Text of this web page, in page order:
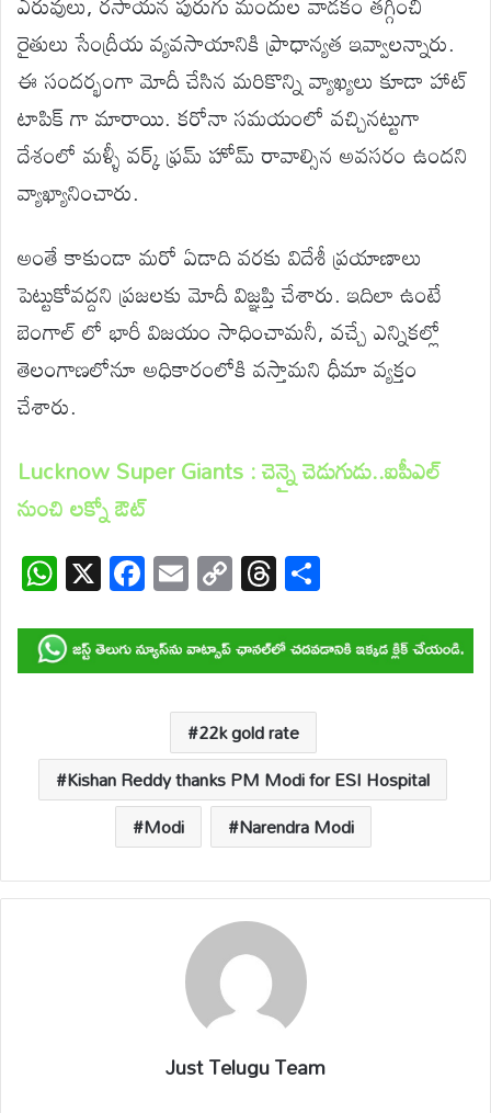
రైతులు సేంద్రీయ వ్యవసాయానికి ప్రాధాన్యత ఇవ్వాలన్నారు.
ఈ సందర్భంగా మోదీ చేసిన మరికొన్ని వ్యాఖ్యలు కూడా హాట్
టాపిక్ గా మారాయి. కరోనా సమయంలో వచ్చినట్టుగా
దేశంలో మళ్ళీ వర్క్ ఫ్రమ్ హోమ్ రావాల్సిన అవసరం ఉందని
వ్యాఖ్యానించారు.
అంతే కాకుండా మరో ఏడాది వరకు విదేశీ ప్రయాణాలు
పెట్టుకోవద్దని ప్రజలకు మోదీ విజ్ఞప్తి చేశారు. ఇదిలా ఉంటే
బెంగాల్ లో భారీ విజయం సాధించామనీ, వచ్చే ఎన్నికల్లో
తెలంగాణలోనూ అధికారంలోకి వస్తామని ధీమా వ్యక్తం
చేశారు.
Lucknow Super Giants : చెన్నై చెడుగుడు..ఐపీఎల్
నుంచి లక్నో ఔట్
W
h
at
s
p
p
X F
ac
e
b
o
k
E
m
ail
C
o
p
y
Li
n
k
T
hr
e
a
d
s
ar
e
22k gold rate
Kishan Reddy thanks PM Modi for ESI Hospital
Modi
Narendra Modi
Just Telugu Team